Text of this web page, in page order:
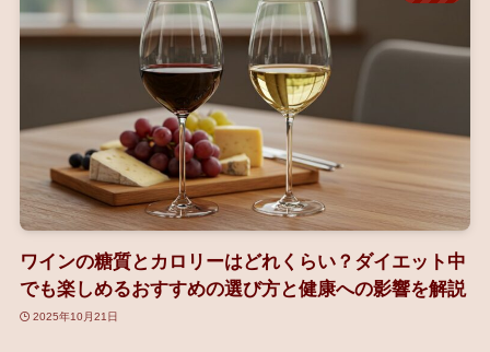
ワインの糖質とカロリーはどれくらい？ダイエット中
でも楽しめるおすすめの選び方と健康への影響を解説
2025年10月21日